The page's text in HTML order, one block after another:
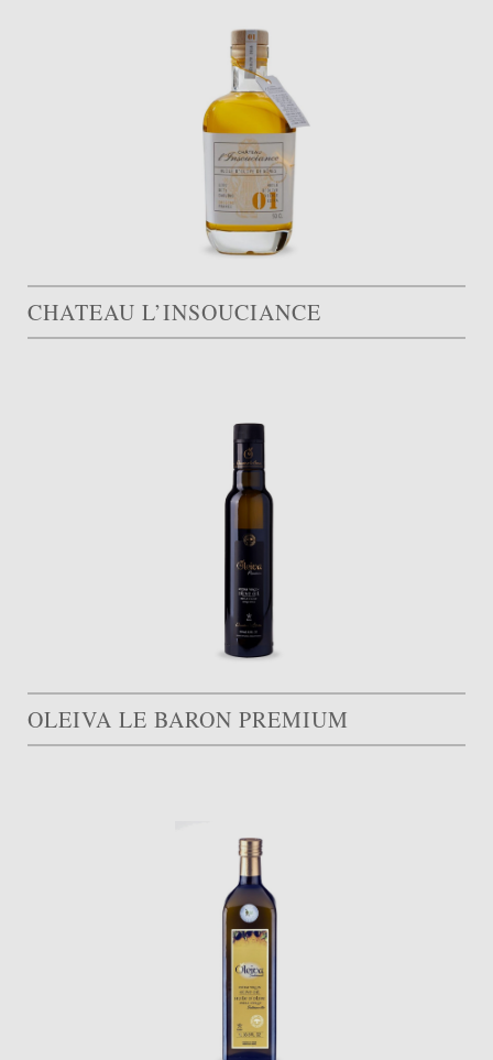
CHATEAU L’INSOUCIANCE
OLEIVA LE BARON PREMIUM